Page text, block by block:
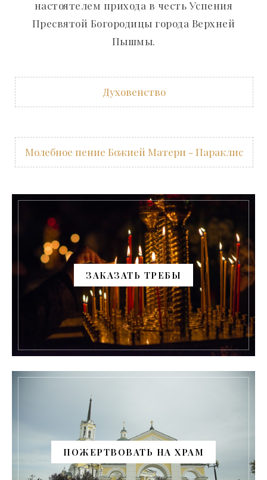
настоятелем прихода в честь Успения
Пресвятой Богородицы города Верхней
Пышмы.
Духовенство
Молебное пение Божией Матери - Параклис
ЗАКАЗАТЬ ТРЕБЫ
ПОЖЕРТВОВАТЬ НА ХРАМ